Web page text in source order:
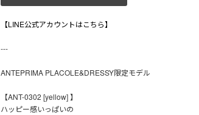
【LINE公式アカウントはこちら】
---
ANTEPRIMA PLACOLE&DRESSY限定モデル
【ANT-0302 [yellow] 】
ハッピー感いっぱいの